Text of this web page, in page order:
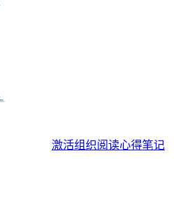
激活组织阅读心得笔记